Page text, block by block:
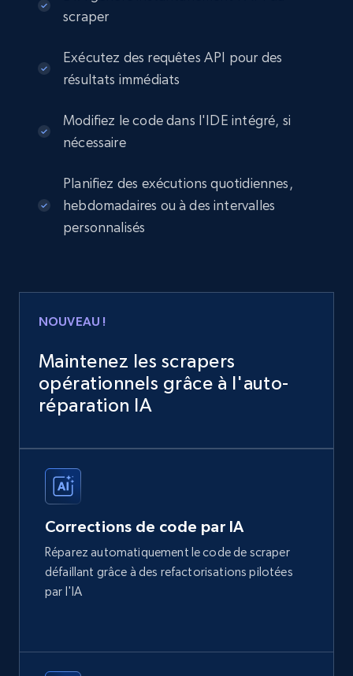
scraper
Exécutez des requêtes API pour des
résultats immédiats
Modifiez le code dans l'IDE intégré, si
nécessaire
Planifiez des exécutions quotidiennes,
hebdomadaires ou à des intervalles
personnalisés
NOUVEAU !
Maintenez les scrapers
opérationnels grâce à l'auto-
réparation IA
Corrections de code par IA
Réparez automatiquement le code de scraper
défaillant grâce à des refactorisations pilotées
par l'IA